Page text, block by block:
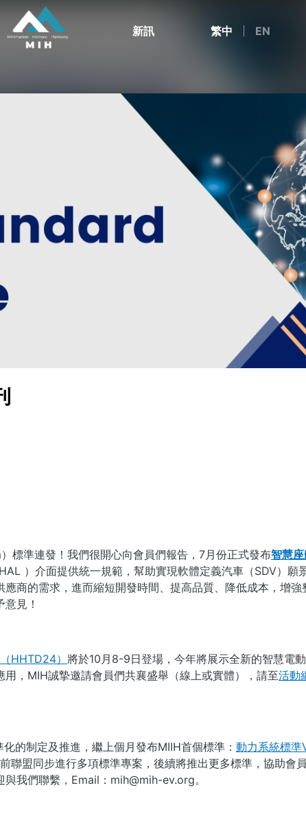
新訊 繁中 EN
標準連發！我們很開心向會員們報告，7月份正式發布智慧
）介面提供統一規範，幫助實現軟體定義汽車（SDV）願
商的需求，進而縮短開發時間、提高品質、降低成本，增強
見！
HHTD24） 將於10月8-9日登場，今年將展示全新的智慧電
，MIH誠摯邀請會員們共襄盛舉（線上或實體），請至活動
的制定及推進，繼上個月發布MIIH首個標準： 動力系統標準
聯盟同步進行多項標準專案，後續將推出更多標準，協助會
我們聯繫，Email：mih@mih-ev.org。